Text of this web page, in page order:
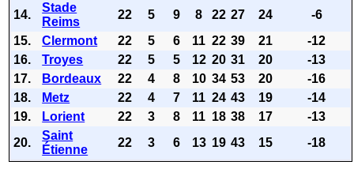
14.
Stade
Reims
22 5 9 8 22 27 24
-6
15.
Clermont 22 5 6 11 22 39 21
-12
16.
Troyes 22 5 5 12 20 31 20
-13
17.
Bordeaux 22 4 8 10 34 53 20
-16
18.
Metz 22 4 7 11 24 43 19
-14
19.
Lorient 22 3 8 11 18 38 17
-13
20.
Saint
Étienne
22 3 6 13 19 43 15 -18